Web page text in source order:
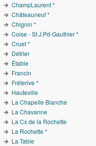
ChampLaurent *
Châteauneuf *
Chignin *
Coise - St J.Pd-Gauthier *
Cruet *
Détrier
Étable
Francin
Fréterive *
Hauteville
La Chapelle Blanche
La Chavanne
La Cx de la Rochette
La Rochette *
La Table